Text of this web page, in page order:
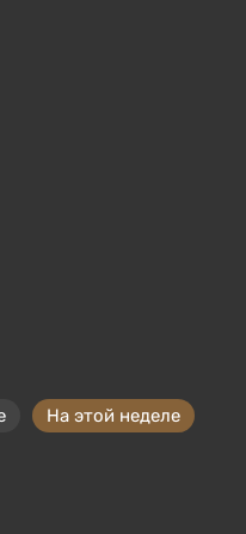
На этой неделе